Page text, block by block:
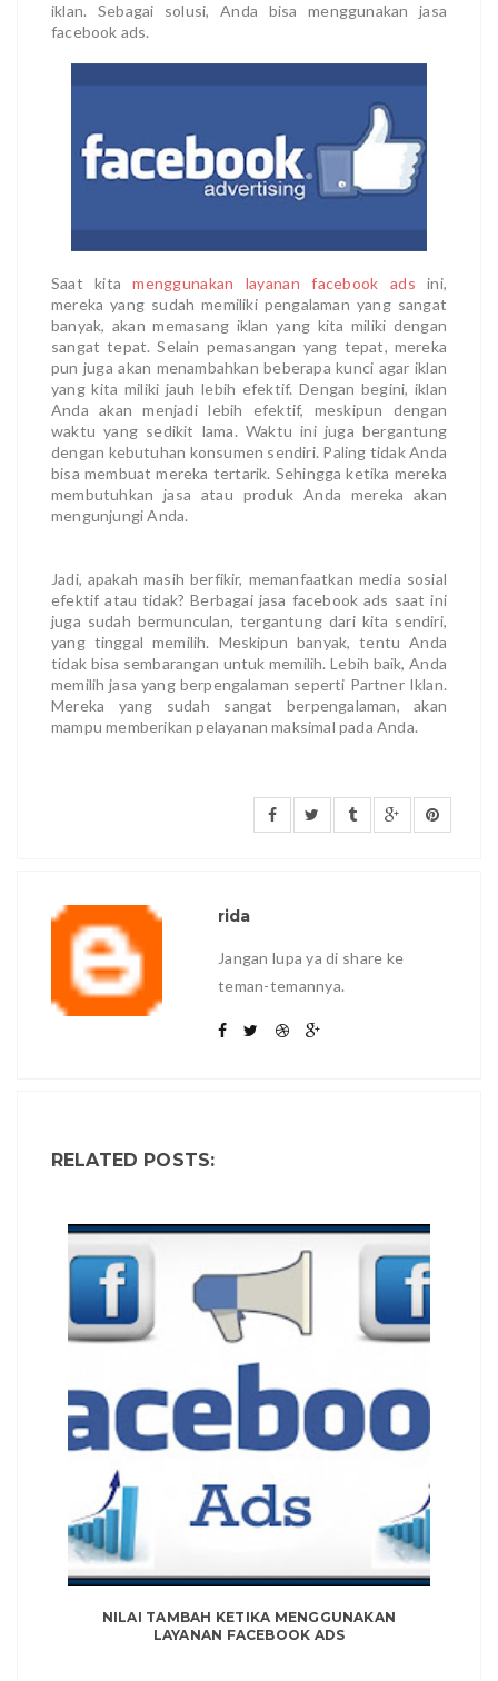
iklan. Sebagai solusi, Anda bisa menggunakan jasa
facebook ads.
Saat kitamenggunakan layanan facebook ads
ini,
mereka yang sudah memiliki pengalaman yang sangat
banyak, akan memasang iklan yang kita miliki dengan
sangat tepat. Selain pemasangan yang tepat, mereka
pun juga akan menambahkan beberapa kunci agar iklan
yang kita miliki jauh lebih efektif. Dengan begini, iklan
Anda akan menjadi lebih efektif, meskipun dengan
waktu yang sedikit lama. Waktu ini juga bergantung
dengan kebutuhan konsumen sendiri. Paling tidak Anda
bisa membuat mereka tertarik. Sehingga ketika mereka
membutuhkan jasa atau produk Anda mereka akan
mengunjungi Anda.
Jadi, apakah masih berfikir, memanfaatkan media sosial
efektif atau tidak? Berbagai jasa facebook ads saat ini
juga sudah bermunculan, tergantung dari kita sendiri,
yang tinggal memilih. Meskipun banyak, tentu Anda
tidak bisa sembarangan untuk memilih. Lebih baik, Anda
memilih jasa yang berpengalaman seperti Partner Iklan.
Mereka yang sudah sangat berpengalaman, akan
mampu memberikan pelayanan maksimal pada Anda.
rida
Jangan lupa ya di share ke
teman-temannya.
RELATED POSTS:
NILAI TAMBAH KETIKA MENGGUNAKAN
LAYANAN FACEBOOK ADS